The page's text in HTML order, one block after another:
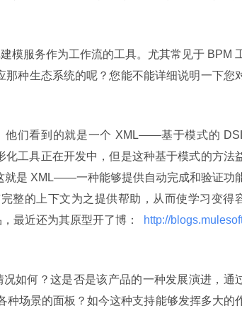
模服务作为工作流的工具。尤其常见于 BPM
种生态系统的呢？您能不能详细说明一下您
他们看到的就是一个 XML——基于模式的
工具正在开发中，但是这种基于模式的方法
是 XML——一种能够提供自动完成和验证功
整的上下文为之提供帮助，从而使学习变得
最近还为其原型开了博：
http://
如何？这是否是该产品的一种发展演进，通
种场景的面板？如今这种支持能够发挥多大的